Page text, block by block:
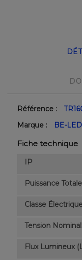
Référence :
Marque :
BE-LED
Fiche technique
IP
Puissance
Classe
Tension
Flux Lumineux